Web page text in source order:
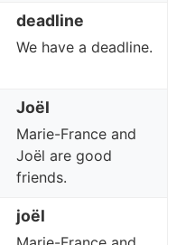
deadline
We have a deadline.
Joël
Marie-France and
Joël are good
friends.
joël